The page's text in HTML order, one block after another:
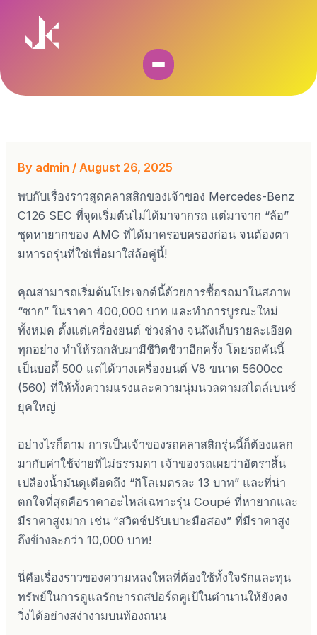
content
By admin / August 26, 2025
พบกับเรื่องราวสุดคลาสสิกของเจ้าของ Mercedes-Benz
C126 SEC ที่จุดเริ่มต้นไม่ได้มาจากรถ แต่มาจาก “ล้อ”
ชุดหายากของ AMG ที่ได้มาครอบครองก่อน จนต้องตา
มหารถรุ่นที่ใช่เพื่อมาใส่ล้อคู่นี้!
คุณสามารถเริ่มต้นโปรเจกต์นี้ด้วยการซื้อรถมาในสภาพ
“ซาก” ในราคา 400,000 บาท และทำการบูรณะใหม่
ทั้งหมด ตั้งแต่เครื่องยนต์ ช่วงล่าง จนถึงเก็บรายละเอียด
ทุกอย่าง ทำให้รถกลับมามีชีวิตชีวาอีกครั้ง โดยรถคันนี้
เป็นบอดี้ 500 แต่ได้วางเครื่องยนต์ V8 ขนาด 5600cc
(560) ที่ให้ทั้งความแรงและความนุ่มนวลตามสไตล์เบนซ์
ยุคใหญ่
อย่างไรก็ตาม การเป็นเจ้าของรถคลาสสิกรุ่นนี้ก็ต้องแลก
มากับค่าใช้จ่ายที่ไม่ธรรมดา เจ้าของรถเผยว่าอัตราสิ้น
เปลืองน้ำมันดุเดือดถึง “กิโลเมตรละ 13 บาท” และที่น่า
ตกใจที่สุดคือราคาอะไหล่เฉพาะรุ่น Coupé ที่หายากและ
มีราคาสูงมาก เช่น “สวิตช์ปรับเบาะมือสอง” ที่มีราคาสูง
ถึงข้างละกว่า 10,000 บาท!
นี่คือเรื่องราวของความหลงใหลที่ต้องใช้ทั้งใจรักและทุน
ทรัพย์ในการดูแลรักษารถสปอร์ตคูเป้ในตำนานให้ยังคง
วิ่งได้อย่างสง่างามบนท้องถนน